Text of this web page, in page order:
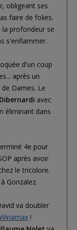
obligeant ses
faire de folies.
la profondeur se
s'enflammer.
d'un coup
après un
Dames. Le
avec
éliminant dans
4e pour
après avoir
le tricolore.
Gonzalez.
va doubler
!